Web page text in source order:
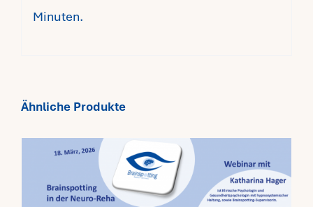
Minuten.
Ähnliche Produkte